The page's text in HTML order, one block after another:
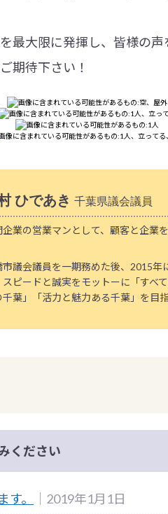
最大限に発揮し、皆様の声
期待下さい！
ひであき 千葉県議会議員
企業の営業マンとして、顧客と企業
市議会議員を一期務めた後、2015年
スピードと誠実をモットーに「すべ
千葉」「活力と魅力ある千葉」を目指
ください
。 ｜2019年1月1日